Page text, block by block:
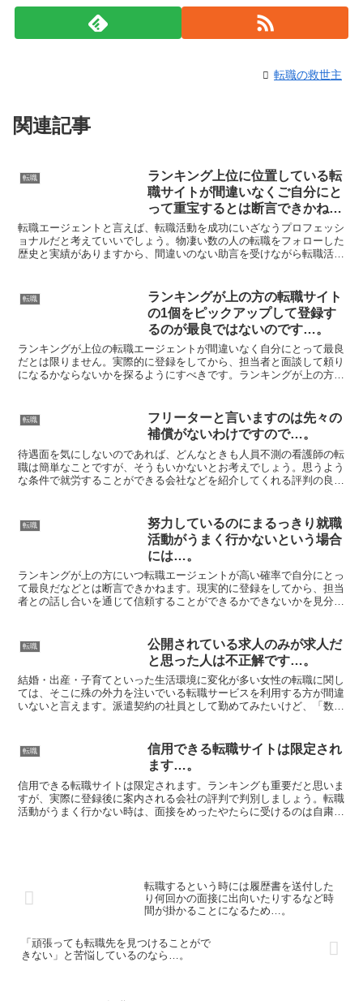
転職の救世主
関連記事
転職
ランキング上位に位置している転
職サイトが間違いなくご自分にと
って重宝するとは断言できかねま
す…。
転職エージェントと言えば、転職活動を成功にいざなうプロフェッシ
ョナルだと考えていいでしょう。物凄い数の人の転職をフォローした
歴史と実績がありますから、間違いのない助言を受けながら転職活動
転職
ランキングが上の方の転職サイト
の1個をピックアップして登録す
るのが最良ではないのです…。
ランキングが上位の転職エージェントが間違いなく自分にとって最良
だとは限りません。実際的に登録をしてから、担当者と面談して頼り
になるかならないかを探るようにすべきです。ランキングが上の方の
転職
フリーターと言いますのは先々の
補償がないわけですので…。
待遇面を気にしないのであれば、どんなときも人員不測の看護師の転
職は簡単なことですが、そうもいかないとお考えでしょう。思うよう
な条件で就労することができる会社などを紹介してくれる評判の良い
転職
努力しているのにまるっきり就職
活動がうまく行かないという場合
には…。
ランキングが上の方にいつ転職エージェントが高い確率で自分にとっ
て最良だなどとは断言できかねます。現実的に登録をしてから、担当
者との話し合いを通じて信頼することができるかできないかを見分け
転職
公開されている求人のみが求人だ
と思った人は不正解です…。
結婚・出産・子育てといった生活環境に変化が多い女性の転職に関し
ては、そこに殊の外力を注いでいる転職サービスを利用する方が間違
いないと言えます。派遣契約の社員として勤めてみたいけど、「数が
転職
信用できる転職サイトは限定され
ます…。
信用できる転職サイトは限定されます。ランキングも重要だと思いま
すが、実際に登録後に案内される会社の評判で判別しましょう。転職
活動がうまく行かない時は、面接をめったやたらに受けるのは自粛し
転職するという時には履歴書を送付した
り何回かの面接に出向いたりするなど時
間が掛かることになるため…。
「頑張っても転職先を見つけることがで
きない」と苦悩しているのなら…。